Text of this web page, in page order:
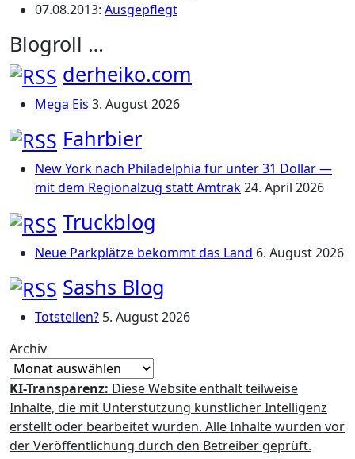
07.08.2013: Ausgepflegt
Blogroll …
derheiko.com
Mega Eis 3. August 2026
Fahrbier
New York nach Philadelphia für unter 31 Dollar —
mit dem Regionalzug statt Amtrak24. April 2026
Truckblog
Neue Parkplätze bekommt das Land 6. August 2026
Sashs Blog
Totstellen? 5. August 2026
Archiv
KI-Transparenz: Diese Website enthält teilweise
Inhalte, die mit Unterstützung künstlicher Intelligenz
erstellt oder bearbeitet wurden. Alle Inhalte wurden vor
der Veröffentlichung durch den Betreiber geprüft.